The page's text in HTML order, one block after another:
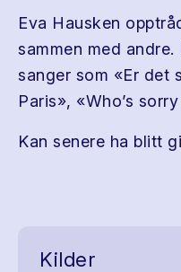
Eva Hausken
sammen med
sanger som «Er det
Paris», «Who’s
Kan senere ha blitt
Kilder